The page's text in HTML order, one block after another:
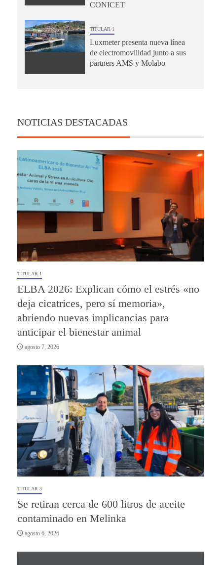
CONICET
TITULAR 1
Luxmeter presenta nueva línea
de electromovilidad junto a sus
partners AMS y Molabo
NOTICIAS DESTACADAS
TITULAR 1
ELBA 2026: Explican cómo el estrés «no
deja cicatrices, pero sí memoria»,
abriendo nuevas implicancias para
anticipar el bienestar animal
agosto 7, 2026
TITULAR 3
Se retiran cerca de 600 litros de aceite
contaminado en Melinka
agosto 6, 2026